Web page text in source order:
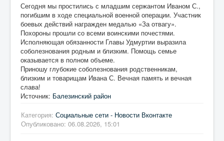
Сегодня мы простились с младшим сержантом Иваном С.,
погибшим в ходе специальной военной операции. Участник
боевых действий награжден медалью «За отвагу».
Похороны прошли со всеми воинскими почестями.
Исполняющая обязанности Главы Удмуртии выразила
соболезнования родным и близким. Помощь семье
оказывается в полном объеме.
Приношу глубокие соболезнования родственникам,
близким и товарищам Ивана С. Вечная память и вечная
слава!
Источник: Балезинский район
Категория: Социальные сети - Новости Вконтакте
Опубликовано: 06.08.2026, 15:01